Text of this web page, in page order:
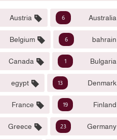
Australia
6
Austria
bahrain
6
Belgium
Bulgaria
1
Canada
Denmark
13
egypt
Finland
19
France
Germany
23
Greece